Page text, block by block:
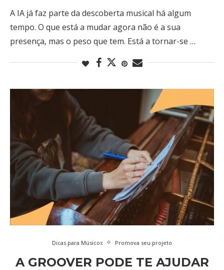
A IA já faz parte da descoberta musical há algum
tempo. O que está a mudar agora não é a sua
presença, mas o peso que tem. Está a tornar-se …
Dicas para Músicos Promova seu projeto
A GROOVER PODE TE AJUDAR